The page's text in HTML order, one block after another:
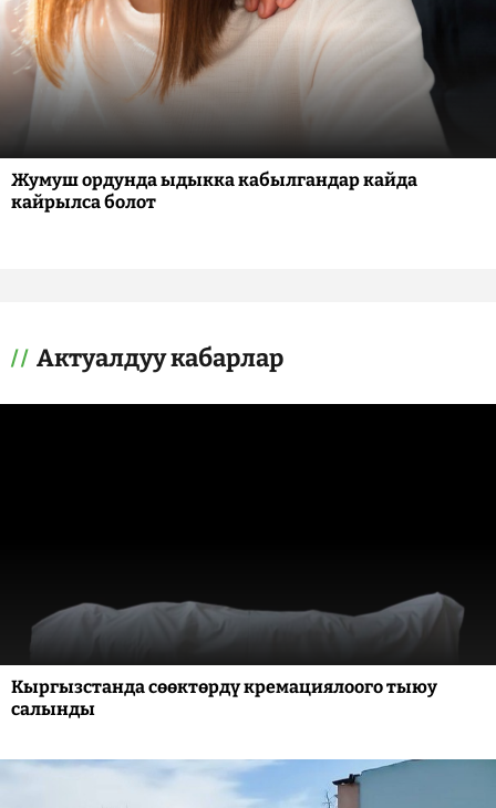
Жумуш ордунда ыдыкка кабылгандар кайда
кайрылса болот
Актуалдуу кабарлар
Кыргызстанда сөөктөрдү кремациялоого тыюу
салынды